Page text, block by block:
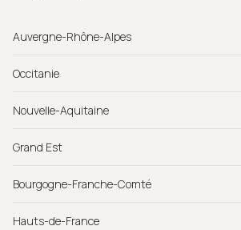
Auvergne-Rhône-Alpes
Occitanie
Nouvelle-Aquitaine
Grand Est
Bourgogne-Franche-Comté
Hauts-de-France